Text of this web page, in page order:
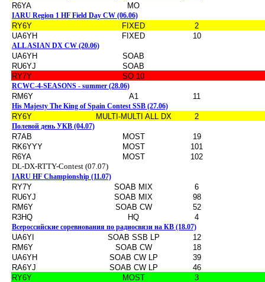
R6YA MO
IARU Region 1 HF Field Day CW (06.06)
RY6Y FIXED
2
UA6YH
FIXED 10
ALL ASIAN DX CW (20.06)
UA6YH
SOAB
RU6YJ
SOAB
RY7Y
SO 10
RCWC-4-SEASONS - summer (28.06)
RM6Y A1 11
His Majesty The King of Spain Contest SSB (27.06)
RY6Y MULTI-MULTI ALL DX 2
Полевой день УКВ (04.07)
R7AB MOST
19
RK6YYY
MOST
101
R6YA
MOST
102
DL-DX-RTTY-Contest (07.07)
IARU HF Championship (11.07)
RY7Y SOAB MIX
6
RU6YJ
SOAB MIX
98
RM6Y
SOAB CW
52
R3HQ
HQ 4
Всероссийские соревнования по радиосвязи на КВ (18.07)
UA6YI SOAB SSB LP
12
RM6Y
SOAB CW
18
UA6YH
SOAB CW LP
39
RA6YJ
SOAB CW LP
46
RY6Y
MOST 3